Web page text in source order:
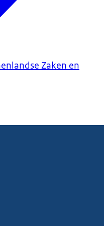
Zaken en